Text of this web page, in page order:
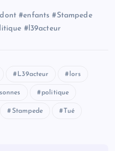
#enfants #Stampede
#l39acteur
L39acteur lors
politique
Stampede Tué